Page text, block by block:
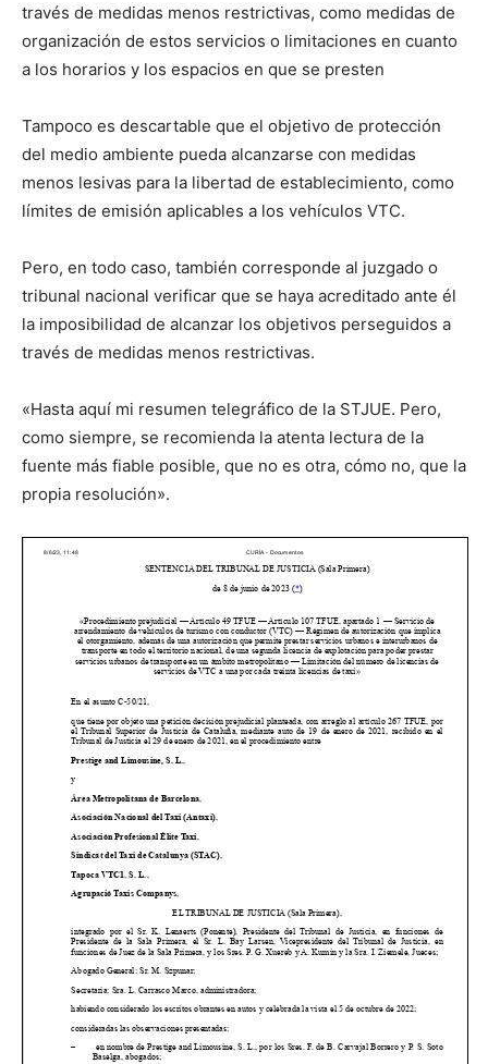
través de medidas menos restrictivas, como medidas de
organización de estos servicios o limitaciones en cuanto
a los horarios y los espacios en que se presten
Tampoco es descartable que el objetivo de protección
del medio ambiente pueda alcanzarse con medidas
menos lesivas para la libertad de establecimiento, como
límites de emisión aplicables a los vehículos VTC.
Pero, en todo caso, también corresponde al juzgado o
tribunal nacional verificar que se haya acreditado ante él
la imposibilidad de alcanzar los objetivos perseguidos a
través de medidas menos restrictivas.
«Hasta aquí mi resumen telegráfico de la STJUE. Pero,
como siempre, se recomienda la atenta lectura de la
fuente más fiable posible, que no es otra, cómo no, que la
propia resolución».